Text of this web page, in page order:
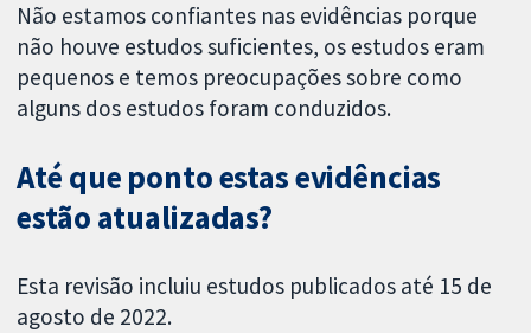
Não estamos confiantes nas evidências porque
não houve estudos suficientes, os estudos eram
pequenos e temos preocupações sobre como
alguns dos estudos foram conduzidos.
Até que ponto estas evidências
estão atualizadas?
Esta revisão incluiu estudos publicados até 15 de
agosto de 2022.